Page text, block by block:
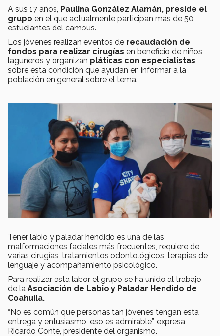
A sus 17 años, Paulina González Alamán, preside el
grupo en el que actualmente participan más de 50
estudiantes del campus.
Los jóvenes realizan eventos de recaudación de
fondos para realizar cirugías en beneficio de niños
laguneros y organizan pláticas con especialistas
sobre esta condición que ayudan en informar a la
población en general sobre el tema.
Tener labio y paladar hendido es una de las
malformaciones faciales más frecuentes, requiere de
varias cirugías, tratamientos odontológicos, terapias de
lenguaje y acompañamiento psicológico.
Para realizar esta labor el grupo se ha unido al trabajo
de la Asociación de Labio y Paladar Hendido de
Coahuila.
“No es común que personas tan jóvenes tengan esta
entrega y entusiasmo, eso es admirable”, expresa
Ricardo Conte, presidente del organismo.